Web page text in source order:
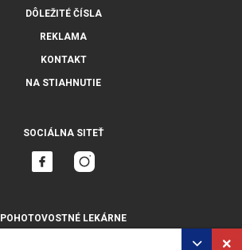
DÔLEŽITÉ ČÍSLA
REKLAMA
KONTAKT
NA STIAHNUTIE
SOCIÁLNA SITEŤ
POHOTOVOSTNÉ LEKÁRNE